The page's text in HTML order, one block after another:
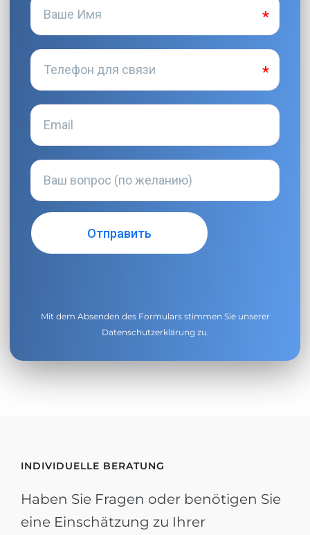
Mit dem Absenden des Formulars stimmen Sie unserer
Datenschutzerklärung zu.
INDIVIDUELLE BERATUNG
Haben Sie Fragen oder benötigen Sie
eine Einschätzung zu Ihrer